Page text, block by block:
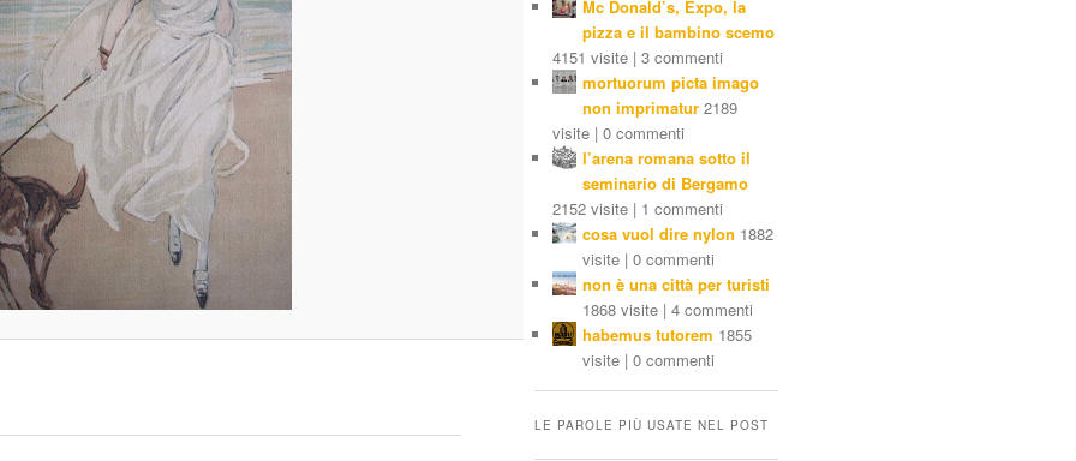
Mc Donald’s, Expo, la
pizza e il bambino scemo
4151 visite | 3 commenti
mortuorum picta imago
non imprimatur 2189
visite | 0 commenti
l’arena romana sotto il
seminario di Bergamo
2152 visite | 1 commenti
cosa vuol dire nylon 1882
visite | 0 commenti
non è una città per turisti
1868 visite | 4 commenti
habemus tutorem 1855
visite | 0 commenti
LE PAROLE PIÙ USATE NEL POST